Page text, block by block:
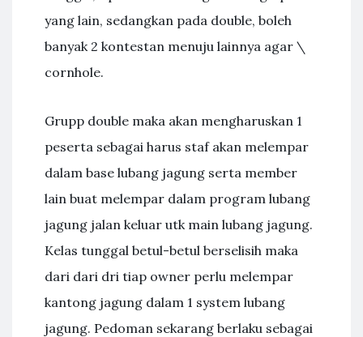
yang lain, sedangkan pada double, boleh
banyak 2 kontestan menuju lainnya agar \
cornhole.
Grupp double maka akan mengharuskan 1
peserta sebagai harus staf akan melempar
dalam base lubang jagung serta member
lain buat melempar dalam program lubang
jagung jalan keluar utk main lubang jagung.
Kelas tunggal betul-betul berselisih maka
dari dari dri tiap owner perlu melempar
kantong jagung dalam 1 system lubang
jagung. Pedoman sekarang berlaku sebagai